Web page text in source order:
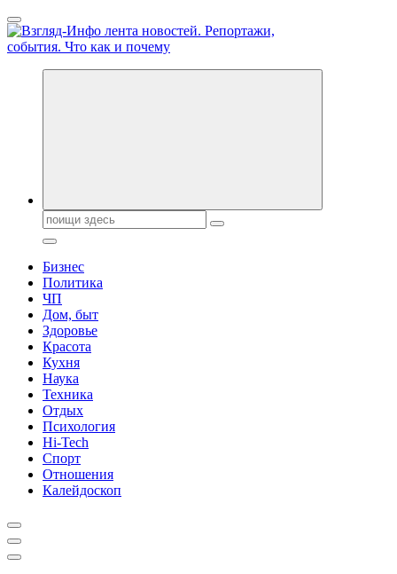
Перейти
к
содержанию
Обо всем и обо всех, что зачем и почему. Новости политики,
Поиск:
Бизнес
Политика
ЧП
Дом, быт
Здоровье
Красота
Кухня
Наука
Техника
Отдых
Психология
Hi-Tech
Спорт
Отношения
Калейдоскоп